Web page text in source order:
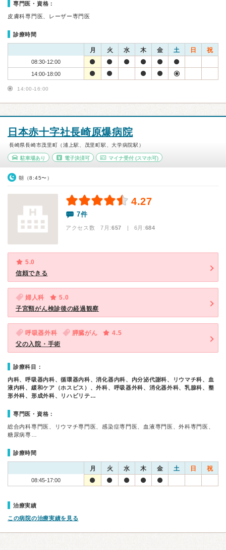
専門医・資格：
皮膚科専門医、レーザー専門医
診療時間
月 火 水 木 金 土 日 祝
08:30-12:00
14:00-18:00
14:00-16:00
日本赤十字社長崎原爆病院
長崎県長崎市茂里町（浦上駅、茂里町駅、大学病院駅）
駐車場あり 電子決済可 マイナ受付 (スマホ可)
朝（8:45〜）
4.27
7件
アクセス数 7月:657 | 6月:684
5.0
信頼できる
婦人科
5.0
子宮頸がん検診後の経過観察
呼吸器外科 膵臓がん
4.5
父の入院・手術
診療科目：
内科、呼吸器内科、循環器内科、消化器内科、内分泌代謝科、リウマチ科、血
液内科、緩和ケア（ホスピス）、外科、呼吸器外科、消化器外科、乳腺科、整
形外科、形成外科、リハビリテ…
専門医・資格：
総合内科専門医、リウマチ専門医、感染症専門医、血液専門医、外科専門医、
糖尿病専…
診療時間
月 火 水 木 金 土 日 祝
08:45-17:00
治療実績
この病院の治療実績を見る